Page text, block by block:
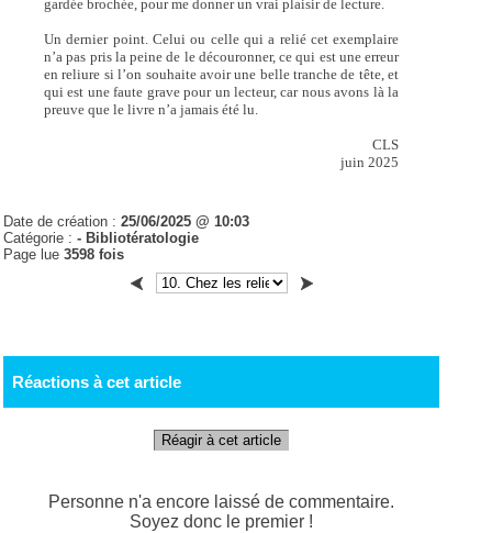
gardée brochée, pour me donner un vrai plaisir de lecture.
Un dernier point. Celui ou celle qui a relié cet exemplaire
n’a pas pris la peine de le découronner, ce qui est une erreur
en reliure si l’on souhaite avoir une belle tranche de tête, et
qui est une faute grave pour un lecteur, car nous avons là la
preuve que le livre n’a jamais été lu.
CLS
juin 2025
Date de création :25/06/2025 @ 10:03
Catégorie :- Bibliotératologie
Page lue3598 fois
Réactions à cet article
Réagir à cet article
Personne n'a encore laissé de commentaire.
Soyez donc le premier !